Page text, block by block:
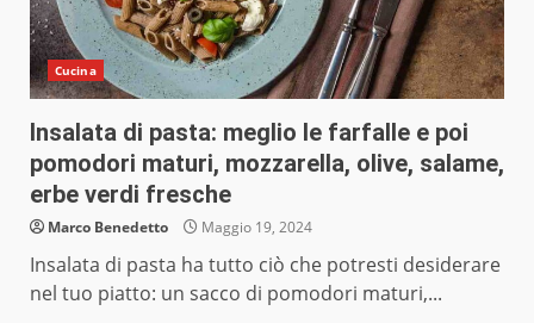
Cucina
Insalata di pasta: meglio le farfalle e poi
pomodori maturi, mozzarella, olive, salame,
erbe verdi fresche
Marco Benedetto Maggio 19, 2024
Insalata di pasta ha tutto ciò che potresti desiderare
nel tuo piatto: un sacco di pomodori maturi,...